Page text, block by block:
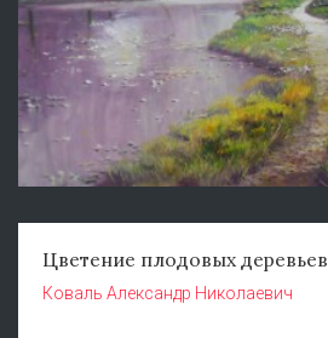
Цветение плодовых деревьев
Коваль Александр Николаевич